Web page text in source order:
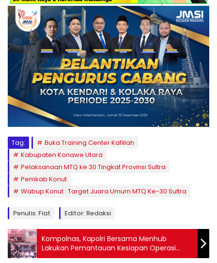
Tag:
Buka Training Center Kafillah
Kabupaten Konawe Utara
Pelaksanaan MTQ ke 30 Tingkat Provinsi Sultra
Pemkab Konut
Wabup Konut : Target Juara Umum MTQ Ke-30 Sultra
Penulis: Fiat Editor: Redaksi
Kompolnas, Kapolri Bersama Menhub
Lakukan Pemantauan Kesiapan Operasi
Ketupat 2024 di Polda Jatim